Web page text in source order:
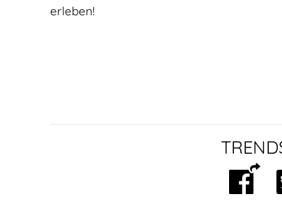
erleben!